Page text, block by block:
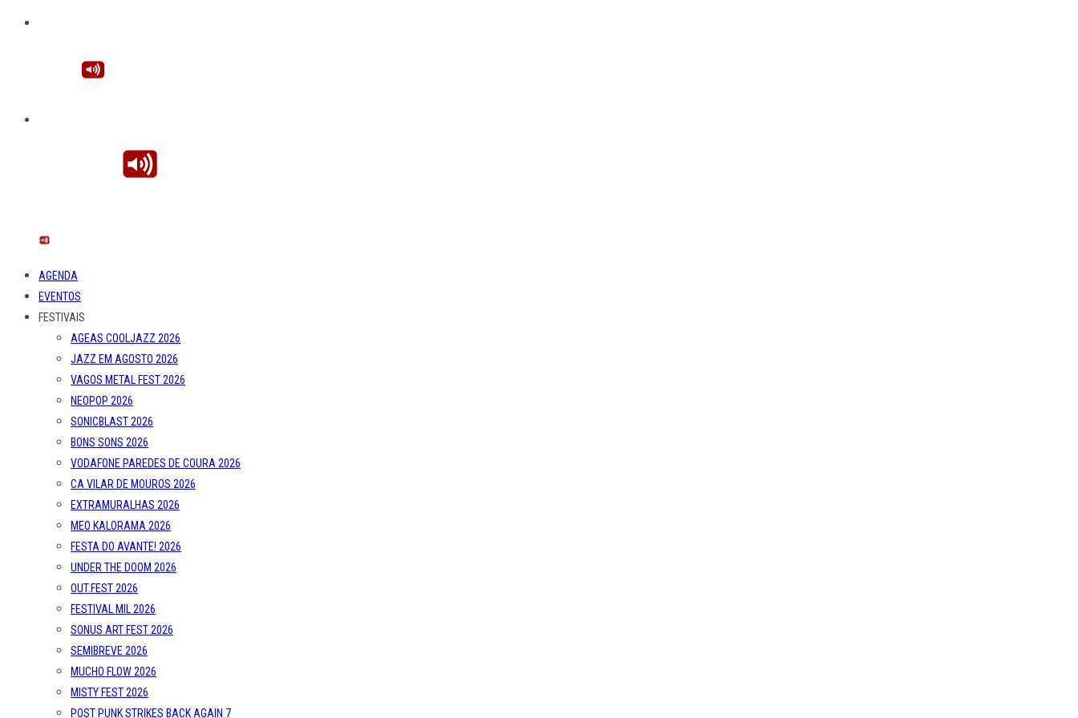
AGENDA
EVENTOS
FESTIVAIS
AGEAS COOLJAZZ 2026
JAZZ EM AGOSTO 2026
VAGOS METAL FEST 2026
NEOPOP 2026
SONICBLAST 2026
BONS SONS 2026
VODAFONE PAREDES DE COURA 2026
CA VILAR DE MOUROS 2026
EXTRAMURALHAS 2026
MEO KALORAMA 2026
FESTA DO AVANTE! 2026
UNDER THE DOOM 2026
OUT.FEST 2026
FESTIVAL MIL 2026
SONUS ART FEST 2026
SEMIBREVE 2026
MUCHO FLOW 2026
MISTY FEST 2026
POST PUNK STRIKES BACK AGAIN 7